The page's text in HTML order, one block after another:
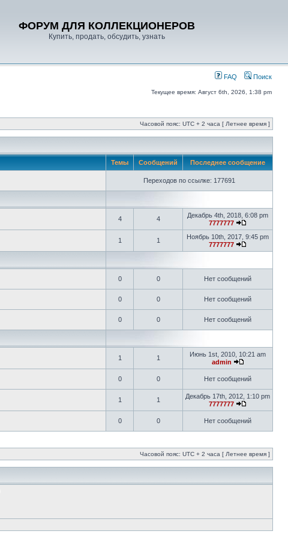
ФОРУМ ДЛЯ КОЛЛЕКЦИОНЕРОВ
Купить, продать, обсудить, узнать
FAQ Поиск
Текущее время: Август 6th, 2026, 1:38 pm
Часовой пояс: UTC + 2 часа [ Летнее время ]
Темы Сообщений Последнее сообщение
Переходов по ссылке: 177691
4 4
Декабрь 4th, 2018, 6:08 pm
7777777
1 1
Ноябрь 10th, 2017, 9:45 pm
7777777
0 0 Нет сообщений
0 0 Нет сообщений
0 0 Нет сообщений
1 1
Июнь 1st, 2010, 10:21 am
admin
0 0 Нет сообщений
1 1
Декабрь 17th, 2012, 1:10 pm
7777777
0 0 Нет сообщений
Часовой пояс: UTC + 2 часа [ Летнее время ]